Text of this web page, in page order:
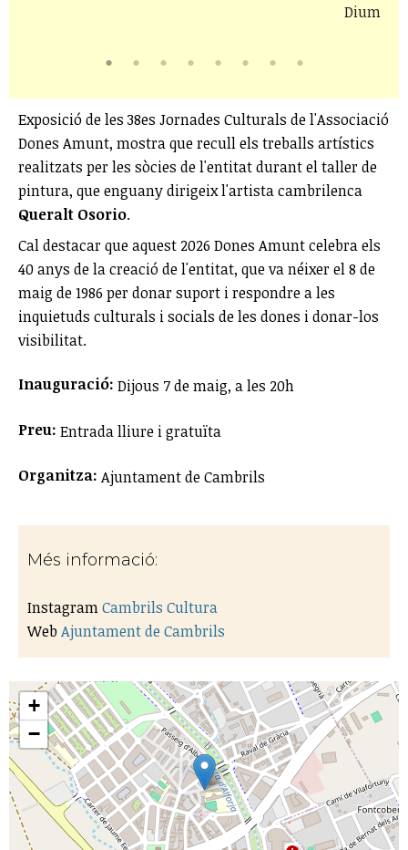
Exposició de les 38es Jornades Culturals de l'Associació
Dones Amunt, mostra que recull els treballs artístics
realitzats per les sòcies de l'entitat durant el taller de
pintura, que enguany dirigeix l'artista cambrilenca
Queralt Osorio.
Cal destacar que aquest 2026 Dones Amunt celebra els
40 anys de la creació de l'entitat, que va néixer el 8 de
maig de 1986 per donar suport i respondre a les
inquietuds culturals i socials de les dones i donar-los
visibilitat.
Inauguració: Dijous 7 de maig, a les 20h
Preu: Entrada lliure i gratuïta
Organitza: Ajuntament de Cambrils
Més informació:
InstagramCambrils Cultura
WebAjuntament de Cambrils
+
−